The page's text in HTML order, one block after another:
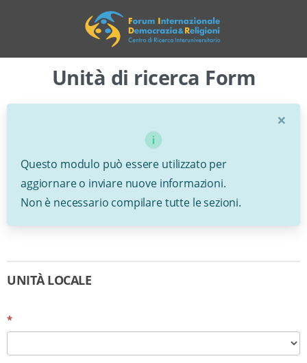
Unità di ricerca Form
Questo modulo può essere utilizzato per
aggiornare o inviare nuove informazioni.
Non è necessario compilare tutte le sezioni.
×
Form
UNITÀ LOCALE
*